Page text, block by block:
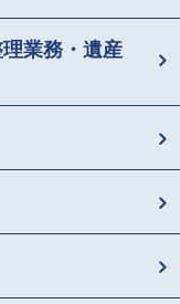
業務・遺産